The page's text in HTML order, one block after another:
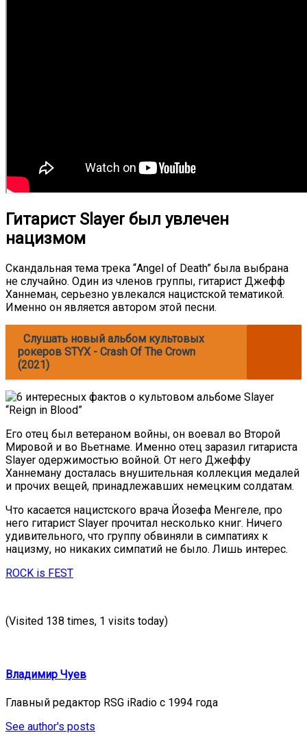
Гитарист Slayer был увлечен
нацизмом
Скандальная тема трека “Angel of Death” была выбрана
не случайно. Один из членов группы, гитарист Джефф
Ханнеман, серьезно увлекался нацистской тематикой.
Именно он является автором этой песни.
Слушать новый альбом культовых
рокеров STYX - Crash Of The Crown
(2021)
Его отец был ветераном войны, он воевал во Второй
Мировой и во Вьетнаме. Именно отец заразил гитариста
Slayer одержимостью войной. От него Джеффу
Ханнеману досталась внушительная коллекция медалей
и прочих вещей, принадлежавших немецким солдатам.
Что касается нацистского врача Йозефа Менгеле, про
него гитарист Slayer прочитал несколько книг. Ничего
удивительного, что группу обвиняли в симпатиях к
нацизму, но никаких симпатий не было. Лишь интерес.
ROCK is FEST
(Visited 138 times, 1 visits today)
Владимир Чуев
Главный редактор RSG iRadio с 1994 года
See author's posts